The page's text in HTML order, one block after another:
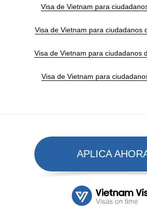
Visa de Vietnam para
Visa de Vietnam para ciudadanos
Visa de Vietnam para ciudadanos
Visa de Vietnam para
APLICA